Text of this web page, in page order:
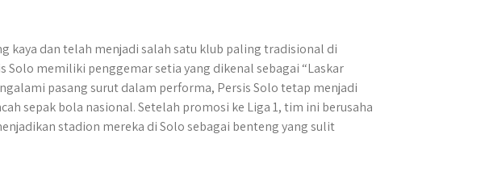
kaya dan telah menjadi salah satu klub paling tradisional di
Solo memiliki penggemar setia yang dikenal sebagai “Laskar
pasang surut dalam performa, Persis Solo tetap menjadi
sepak bola nasional. Setelah promosi ke Liga 1, tim ini berusaha
stadion mereka di Solo sebagai benteng yang sulit